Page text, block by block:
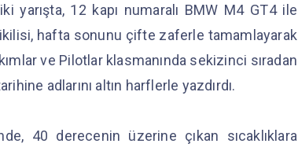
yarışta, 12 kapı numaralı BMW M4 GT4 ile
hafta sonunu çifte zaferle tamamlayarak
ve Pilotlar klasmanında sekizinci sıradan
adlarını altın harflerle yazdırdı.
40 derecenin üzerine çıkan sıcaklıklara